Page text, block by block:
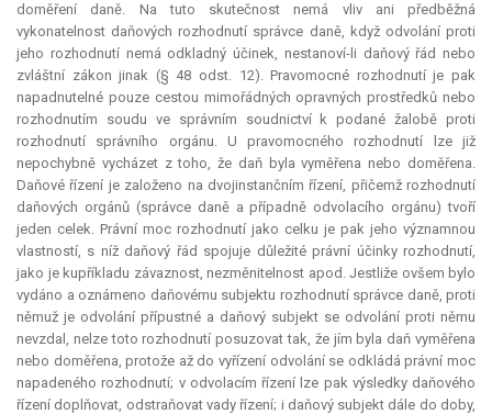
doměření daně. Na tuto skutečnost nemá vliv ani předběžná
vykonatelnost daňových rozhodnutí správce daně, když odvolání proti
jeho rozhodnutí nemá odkladný účinek, nestanoví-li daňový řád nebo
zvláštní zákon jinak (§ 48 odst. 12). Pravomocné rozhodnutí je pak
napadnutelné pouze cestou mimořádných opravných prostředků nebo
rozhodnutím soudu ve správním soudnictví k podané žalobě proti
rozhodnutí správního orgánu. U pravomocného rozhodnutí lze již
nepochybně vycházet z toho, že daň byla vyměřena nebo doměřena.
Daňové řízení je založeno na dvojinstančním řízení, přičemž rozhodnutí
daňových orgánů (správce daně a případně odvolacího orgánu) tvoří
jeden celek. Právní moc rozhodnutí jako celku je pak jeho významnou
vlastností, s níž daňový řád spojuje důležité právní účinky rozhodnutí,
jako je kupříkladu závaznost, nezměnitelnost apod. Jestliže ovšem bylo
vydáno a oznámeno daňovému subjektu rozhodnutí správce daně, proti
němuž je odvolání přípustné a daňový subjekt se odvolání proti němu
nevzdal, nelze toto rozhodnutí posuzovat tak, že jím byla daň vyměřena
nebo doměřena, protože až do vyřízení odvolání se odkládá právní moc
napadeného rozhodnutí; v odvolacím řízení lze pak výsledky daňového
řízení doplňovat, odstraňovat vady řízení; i daňový subjekt dále do doby,